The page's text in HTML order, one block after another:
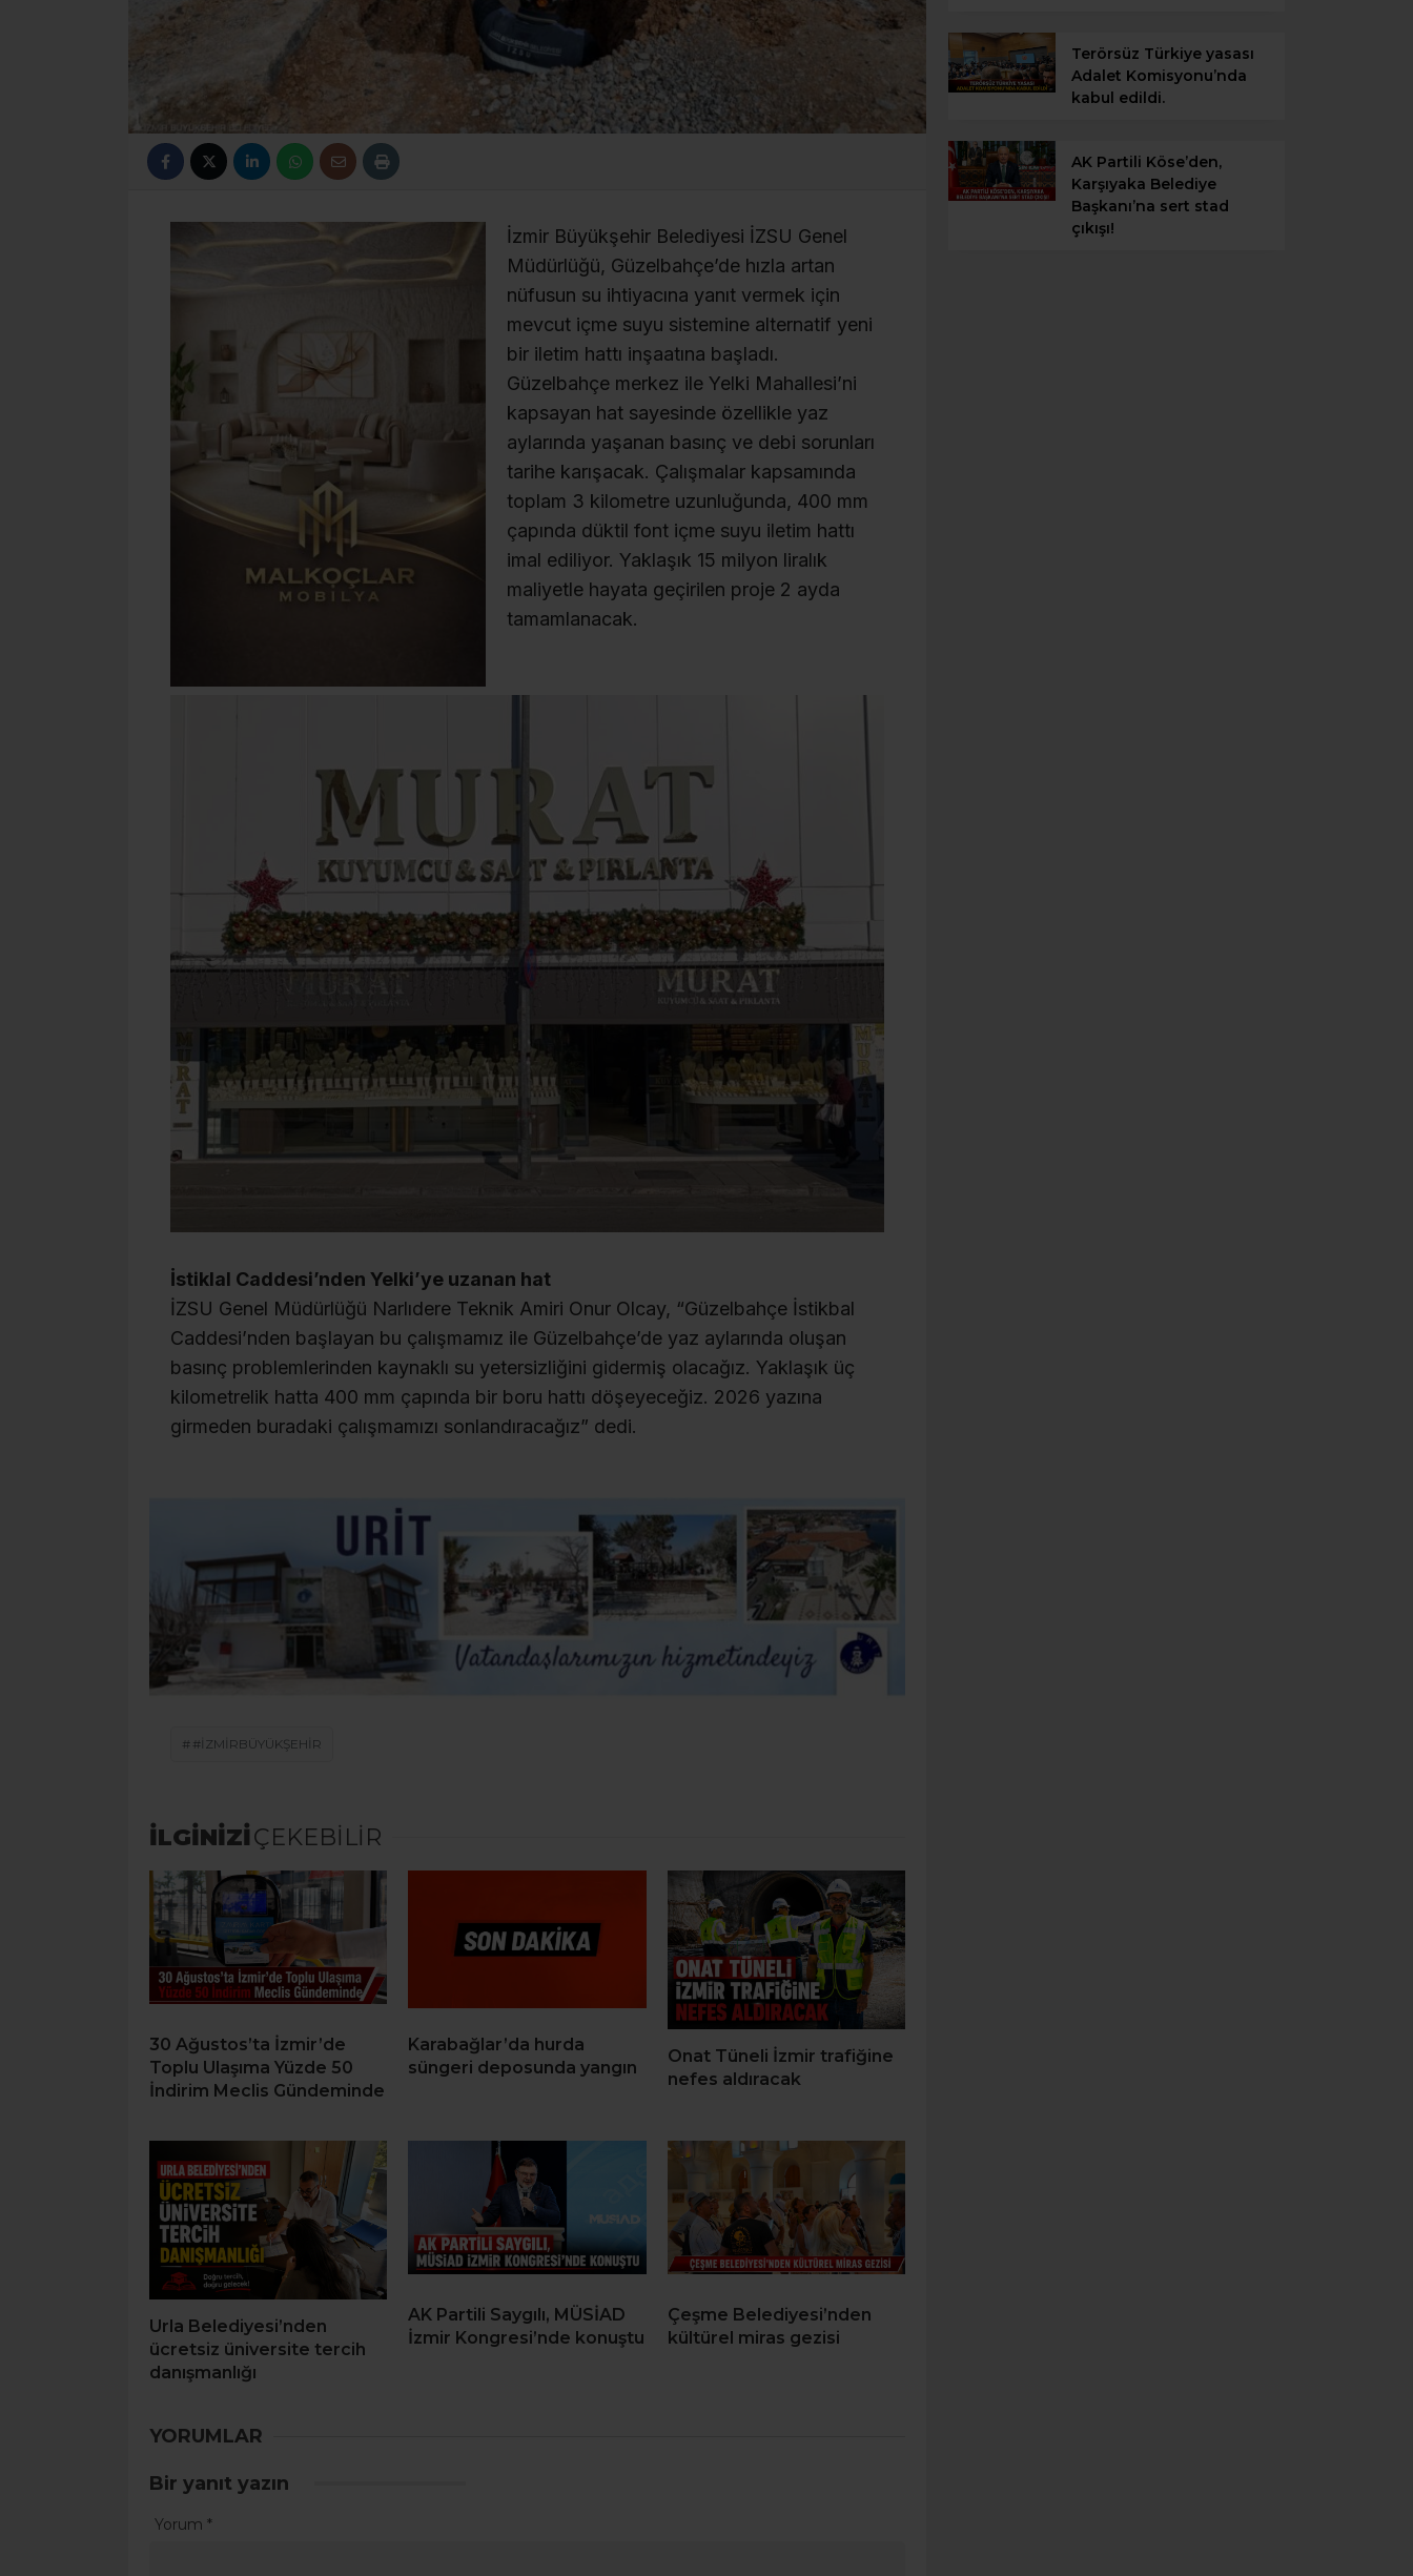
İzmir Büyükşehir Belediyesi İZSU Genel
Müdürlüğü, Güzelbahçe’de hızla artan
nüfusun su ihtiyacına yanıt vermek için
mevcut içme suyu sistemine alternatif yeni
bir iletim hattı inşaatına başladı.
Güzelbahçe merkez ile Yelki Mahallesi’ni
kapsayan hat sayesinde özellikle yaz
aylarında yaşanan basınç ve debi sorunları
tarihe karışacak. Çalışmalar kapsamında
toplam 3 kilometre uzunluğunda, 400 mm
çapında düktil font içme suyu iletim hattı
imal ediliyor. Yaklaşık 15 milyon liralık
maliyetle hayata geçirilen proje 2 ayda
tamamlanacak.
İstiklal Caddesi’nden Yelki’ye uzanan hat
İZSU Genel Müdürlüğü Narlıdere Teknik Amiri Onur Olcay, “Güzelbahçe İstikbal
Caddesi’nden başlayan bu çalışmamız ile Güzelbahçe’de yaz aylarında oluşan
basınç problemlerinden kaynaklı su yetersizliğini gidermiş olacağız. Yaklaşık üç
kilometrelik hatta 400 mm çapında bir boru hattı döşeyeceğiz. 2026 yazına
girmeden buradaki çalışmamızı sonlandıracağız” dedi.
#IZMIRBÜYÜKŞEHIR
İLGİNİZİÇEKEBİLİR
30 Ağustos’ta İzmir’de
Toplu Ulaşıma Yüzde 50
İndirim Meclis Gündeminde
Karabağlar’da hurda
süngeri deposunda yangın
Onat Tüneli İzmir trafiğine
nefes aldıracak
Urla Belediyesi’nden
ücretsiz üniversite tercih
danışmanlığı
AK Partili Saygılı, MÜSİAD
İzmir Kongresi’nde konuştu
Çeşme Belediyesi’nden
kültürel miras gezisi
YORUMLAR
Bir yanıt yazın
Yorum *
Terörsüz Türkiye yasası
Adalet Komisyonu’nda
kabul edildi.
AK Partili Köse’den,
Karşıyaka Belediye
Başkanı’na sert stad
çıkışı!